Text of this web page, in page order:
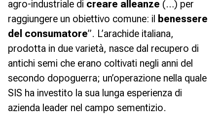
agro-industriale di creare alleanze (…) per
raggiungere un obiettivo comune: il benessere
del consumatore”. L’arachide italiana,
prodotta in due varietà, nasce dal recupero di
antichi semi che erano coltivati negli anni del
secondo dopoguerra; un’operazione nella quale
SIS ha investito la sua lunga esperienza di
azienda leader nel campo sementizio.